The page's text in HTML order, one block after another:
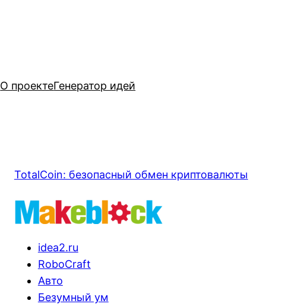
О проектеГенератор идей
TotalCoin: безопасный обмен криптовалюты
idea2.ru
RoboCraft
Авто
Безумный ум